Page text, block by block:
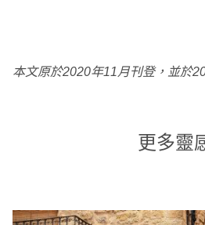
本文原於2020年11月刊登，並於
更多靈